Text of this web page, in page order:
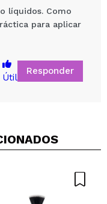
líquidos. Como
para aplicar
Útil
Responder